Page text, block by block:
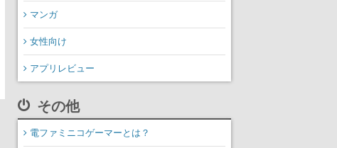
マンガ
女性向け
アプリレビュー
その他
電ファミニコゲーマーとは？